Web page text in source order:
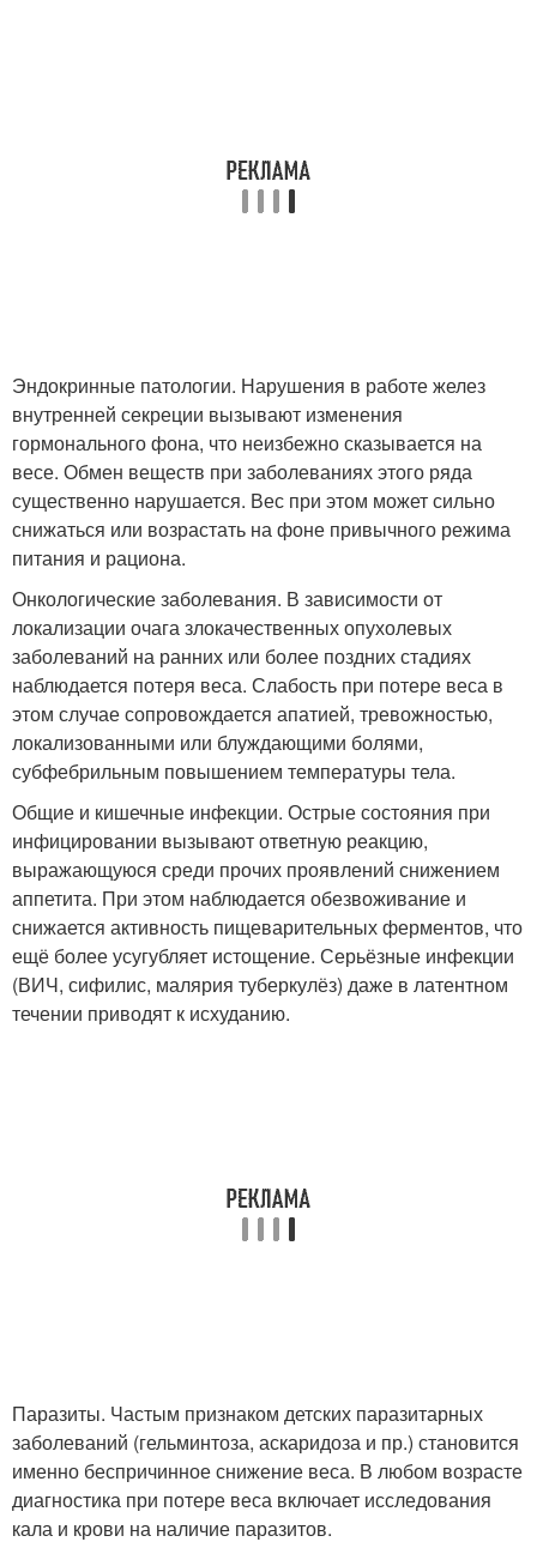
Эндокринные патологии. Нарушения в работе желез
внутренней секреции вызывают изменения
гормонального фона, что неизбежно сказывается на
весе. Обмен веществ при заболеваниях этого ряда
существенно нарушается. Вес при этом может сильно
снижаться или возрастать на фоне привычного режима
питания и рациона.
Онкологические заболевания. В зависимости от
локализации очага злокачественных опухолевых
заболеваний на ранних или более поздних стадиях
наблюдается потеря веса. Слабость при потере веса в
этом случае сопровождается апатией, тревожностью,
локализованными или блуждающими болями,
субфебрильным повышением температуры тела.
Общие и кишечные инфекции. Острые состояния при
инфицировании вызывают ответную реакцию,
выражающуюся среди прочих проявлений снижением
аппетита. При этом наблюдается обезвоживание и
снижается активность пищеварительных ферментов, что
ещё более усугубляет истощение. Серьёзные инфекции
(ВИЧ, сифилис, малярия туберкулёз) даже в латентном
течении приводят к исхуданию.
Паразиты. Частым признаком детских паразитарных
заболеваний (гельминтоза, аскаридоза и пр.) становится
именно беспричинное снижение веса. В любом возрасте
диагностика при потере веса включает исследования
кала и крови на наличие паразитов.